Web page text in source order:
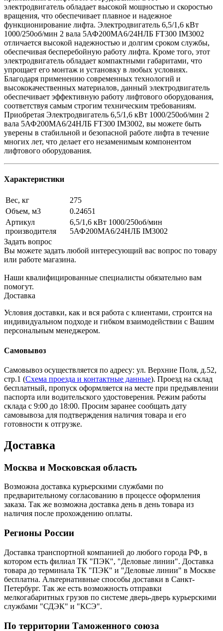
электродвигатель обладает высокой мощностью и скоростью
вращения, что обеспечивает плавное и надежное
функционирование лифта. Электродвигатель 6,5/1,6 кВт
1000/250об/мин 2 вала 5АФ200МА6/24НЛБ FT300 IM3002
отличается высокой надежностью и долгим сроком службы,
обеспечивая бесперебойную работу лифта. Кроме того, этот
электродвигатель обладает компактными габаритами, что
упрощает его монтаж и установку в любых условиях.
Благодаря применению современных технологий и
высококачественных материалов, данный электродвигатель
обеспечивает эффективную работу лифтового оборудования,
соответствуя самым строгим техническим требованиям.
Приобретая Электродвигатель 6,5/1,6 кВт 1000/250об/мин 2
вала 5АФ200МА6/24НЛБ FT300 IM3002, вы можете быть
уверены в стабильной и безопасной работе лифта в течение
многих лет, что делает его незаменимым компонентом
лифтового оборудования.
Характеристики
Вес, кг
275
Объем, м3
0.24651
Артикул
производителя
6,5/1,6 кВт 1000/250об/мин
5АФ200МА6/24НЛБ IM3002
Задать вопрос
Вы можете задать любой интересующий вас вопрос по товару
или работе магазина.
Наши квалифицированные специалисты обязательно вам
помогут.
Доставка
Условия доставки, как и вся работа с клиентами, строится на
индивидуальном подходе и гибком взаимодействии с Вашим
персональным менеджером.
Самовывоз
Самовывоз осуществляется по адресу: ул. Верхние Поля, д.52,
стр.1 (Схема проезда и контактные данные). Проезд на склад
бесплатный, пропуск оформляется на месте при предъявлении
паспорта или водительского удостоверения. Режим работы
склада с 9:00 до 18:00. Просим заранее сообщать дату
самовывоза для подтверждения наличия товара и его
готовности к отгрузке.
Доставка
Москва и Московская область
Возможна доставка курьерскими службами по
предварительному согласованию в процессе оформления
заказа. Так же возможна доставка день в день товара из
наличия после прохождению оплаты.
Регионы России
Доставка транспортной компанией до любого города РФ, в
котором есть филиал ТК "ПЭК", "Деловые линии". Доставка
товара до терминала ТК "ПЭК" и "Деловые линии" в Москве
бесплатна. Альтернативные способы доставки в Санкт-
Петербург. Так же есть возможность отправки
мелкогабаритных грузов по системе дверь-дверь курьерскими
службами "СДЭК" и "КСЭ".
По территории Таможенного союза